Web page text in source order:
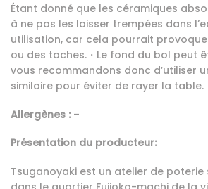
Étant donné que les céramiques
à ne pas les laisser trempées dans
utilisation, car cela pourrait
ou des taches. ・ Le fond du bol peut
vous recommandons donc d’utiliser
similaire pour éviter de rayer la table.
Allergènes : –
Présentation du producteur:
Tsuganoyaki est un atelier de poterie